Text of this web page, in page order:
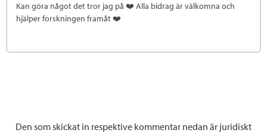
Kan göra något det tror jag på ❤️ Alla bidrag är välkomna och
hjälper forskningen framåt ❤️
Den som skickat in respektive kommentar nedan är juridiskt